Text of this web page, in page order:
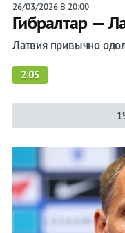
26/03/2026 В 20:00
Гибралтар —
Латвия привычно
2.05